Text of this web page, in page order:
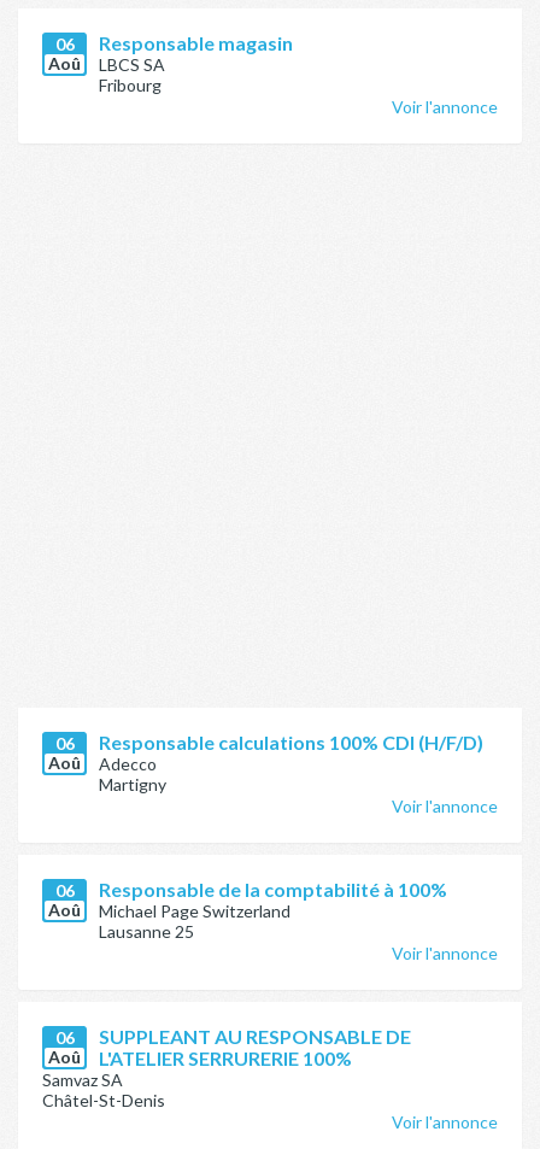
06
Aoû
Responsable magasin
LBCS SA
Fribourg
Voir l'annonce
06
Aoû
Responsable calculations 100% CDI (H/F/D)
Adecco
Martigny
Voir l'annonce
06
Aoû
Responsable de la comptabilité à 100%
Michael Page Switzerland
Lausanne 25
Voir l'annonce
06
Aoû
SUPPLEANT AU RESPONSABLE DE
L'ATELIER SERRURERIE 100%
Samvaz SA
Châtel-St-Denis
Voir l'annonce